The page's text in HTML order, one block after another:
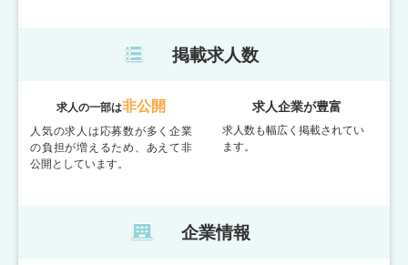
求人の一部は非公開
人気の求人は応募数が多く企業
の負担が増えるため、あえて非
公開としています。
掲載求人数
企業情報
求人企業が豊富
求人数も幅広く掲載されてい
ます。